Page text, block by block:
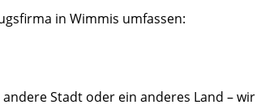
in Wimmis umfassen:
Stadt oder ein anderes Land – wir